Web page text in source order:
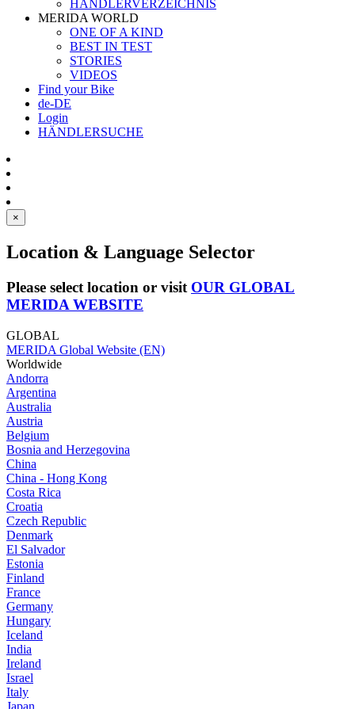
HÄNDLERVERZEICHNIS
MERIDA WORLD
ONE OF A KIND
BEST IN TEST
STORIES
VIDEOS
Find your Bike
de-DE
Login
HÄNDLERSUCHE
×
Location & Language Selector
Please select location or visit OUR GLOBAL
MERIDA WEBSITE
GLOBAL
MERIDA Global Website (EN)
Worldwide
Andorra
Argentina
Australia
Austria
Belgium
Bosnia and Herzegovina
China
China - Hong Kong
Costa Rica
Croatia
Czech Republic
Denmark
El Salvador
Estonia
Finland
France
Germany
Hungary
Iceland
India
Ireland
Israel
Italy
Japan